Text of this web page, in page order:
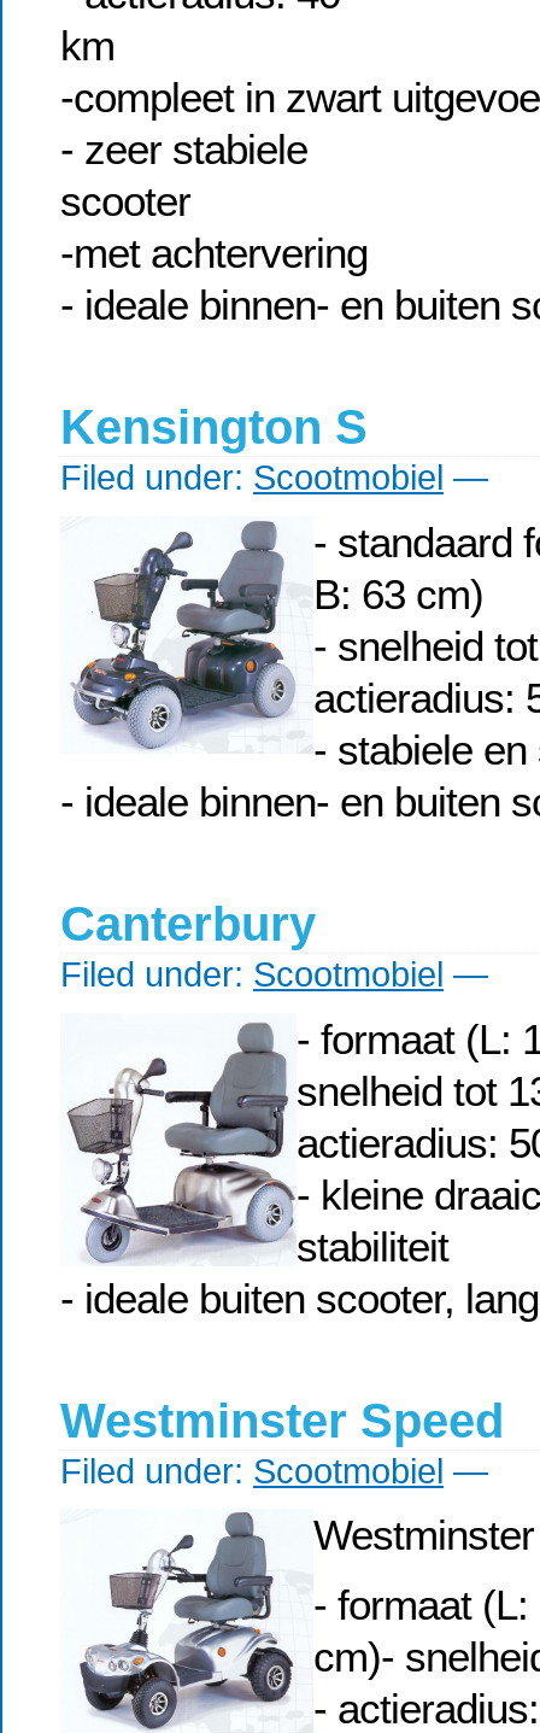
-compleet in zwart
- zeer stabiele
-met achtervering
- ideale binnen- en buiten
Kensington S
Filed under: Scootmobiel —
- standaard
B: 63 cm)
- snelheid
actieradius:
- stabiele
- ideale binnen- en buiten
Canterbury
Filed under: Scootmobiel —
- formaat (L:
snelheid tot
actieradius:
- kleine
stabiliteit
- ideale buiten scooter,
Westminster Speed
Filed under: Scootmobiel —
- formaat
cm)-
-